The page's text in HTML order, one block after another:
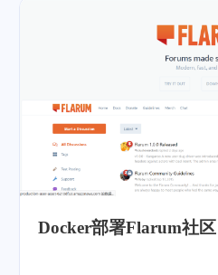
Docker部署Flarum社区